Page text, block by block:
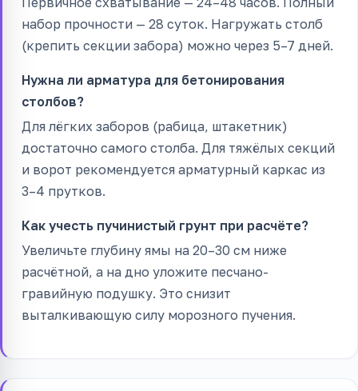
набор прочности — 28 суток. Нагружать столб
(крепить секции забора) можно через 5–7 дней.
Нужна ли арматура для бетонирования
столбов?
Для лёгких заборов (рабица, штакетник)
достаточно самого столба. Для тяжёлых секций
и ворот рекомендуется арматурный каркас из
3–4 прутков.
Как учесть пучинистый грунт при расчёте?
Увеличьте глубину ямы на 20–30 см ниже
расчётной, а на дно уложите песчано-
гравийную подушку. Это снизит
выталкивающую силу морозного пучения.